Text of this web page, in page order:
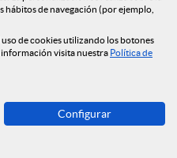
Online
ahora
2026
hábitos de navegación (por ejemplo,
de cookies utilizando los botones
información visita nuestra Política de
Configurar